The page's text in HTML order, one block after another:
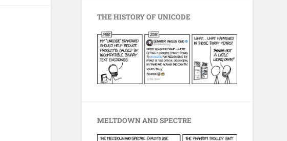
THE HISTORY OF UNICODE
MELTDOWN AND SPECTRE